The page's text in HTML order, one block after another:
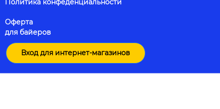
Политика конфеденциальности
Оферта
для байеров
Вход для интернет-магазинов